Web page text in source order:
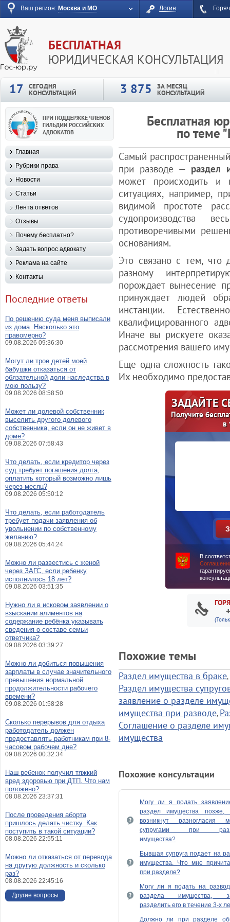
Ваш регион: Москва и МО Логин
БЕСПЛАТНАЯ
ЮРИДИЧЕСКАЯ КОНСУЛЬТАЦИЯ
17
СЕГОДНЯ
КОНСУЛЬТАЦИЙ 3 875 ЗА МЕСЯЦ
КОНСУЛЬТАЦИЙ
Бесплатная
по теме
Самый
при разводе — раздел
может происходить и
ситуациях, например,
видимой простоте
судопроизводства
противоречивыми
основаниям.
Это связано с тем,
разному
порождает вынесение
принуждает людей
инстанции.
квалифицированного
Иначе вы рискуете
рассмотрения вашего
Еще одна сложность
Их необходимо
ЗАДАЙТЕ
Получите
в
В
Похожие темы
Раздел имущества в браке,
Раздел имущества
заявление о разделе
имущества при разводе,
Соглашение о разделе
имущества
Похожие консультации
Могу ли я подать
раздел имущества позже,
возникнут разногласия
супругами при
имущества?
Бывшая супруга подает на
имущества. Что мне
при разделе?
Могу ли я подать на
раздела имущества,
разделить его в течение 3-х
Должно ли при разделе
Главная
Рубрики права
Новости
Статьи
Лента ответов
Отзывы
Почему бесплатно?
Задать вопрос адвокату
Реклама на сайте
Контакты
Последние ответы
По решению суда меня выписали
из дома. Насколько это
правомерно?
09.08.2026 09:36:30
Могут ли трое детей моей
бабушки отказаться от
обязательной доли наследства в
мою пользу?
09.08.2026 08:58:50
Может ли долевой собственник
выселить другого долевого
собственника, если он не живет в
доме?
09.08.2026 07:58:43
Что делать, если кредитор через
суд требует погашения долга,
оплатить который возможно лишь
через месяц?
09.08.2026 05:50:12
Что делать, если работодатель
требует подачи заявления об
увольнении по собственному
желанию?
09.08.2026 05:44:24
Можно ли развестись с женой
через ЗАГС, если ребенку
исполнилось 18 лет?
09.08.2026 03:51:35
Нужно ли в исковом заявлении о
взыскании алиментов на
содержание ребёнка указывать
сведения о составе семьи
ответчика?
09.08.2026 03:39:27
Можно ли добиться повышения
зарплаты в случае значительного
превышения нормальной
продолжительности рабочего
времени?
09.08.2026 01:58:28
Сколько перерывов для отдыха
работодатель должен
предоставлять работникам при 8-
часовом рабочем дне?
09.08.2026 00:32:34
Наш ребенок получил тяжкий
вред здоровью при ДТП. Что нам
положено?
08.08.2026 23:37:31
После проведения аборта
пришлось делать чистку. Как
поступить в такой ситуации?
08.08.2026 22:55:11
Можно ли отказаться от перевода
на другую должность и сколько
раз?
08.08.2026 22:45:16
Другие вопросы